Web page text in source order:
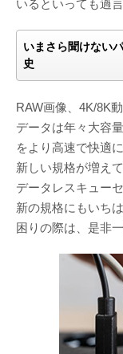
いるといっても過
いまさら聞けない
史
RAW画像、4K/8K
データは年々大容
をより高速で快適
新しい規格が増え
データレスキュー
新の規格にもいち
困りの際は、是非